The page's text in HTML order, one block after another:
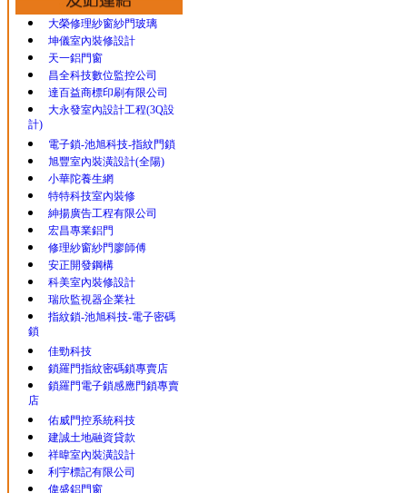
大榮修理紗窗紗門玻璃
坤儀室內裝修設計
天一鋁門窗
昌全科技數位監控公司
達百益商標印刷有限公司
大永發室內設計工程(3Q設
計)
電子鎖-池旭科技-指紋門鎖
旭豐室內裝潢設計(全陽)
小華陀養生網
特特科技室內裝修
紳揚廣告工程有限公司
宏昌專業鋁門
修理紗窗紗門廖師傅
安正開發鋼構
科美室內裝修設計
瑞欣監視器企業社
指紋鎖-池旭科技-電子密碼
鎖
佳勁科技
鎖羅門指紋密碼鎖專賣店
鎖羅門電子鎖感應門鎖專賣
店
佑威門控系統科技
建誠土地融資貸款
祥暐室內裝潢設計
利宇標記有限公司
偉盛鋁門窗